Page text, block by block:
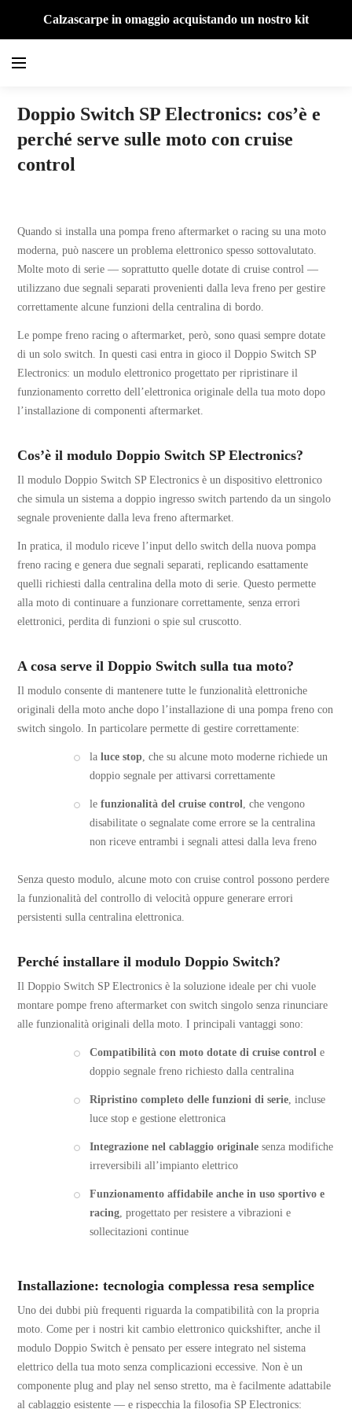
Calzascarpe in omaggio acquistando un nostro kit
Doppio Switch SP Electronics: cos’è e
perché serve sulle moto con cruise
control
SP Magazine
Quando si installa una pompa freno aftermarket o racing su una moto
moderna, può nascere un problema elettronico spesso sottovalutato.
Molte moto di serie — soprattutto quelle dotate di cruise control —
utilizzano due segnali separati provenienti dalla leva freno per gestire
correttamente alcune funzioni della centralina di bordo.
Le pompe freno racing o aftermarket, però, sono quasi sempre dotate
di un solo switch. In questi casi entra in gioco il Doppio Switch SP
Electronics: un modulo elettronico progettato per ripristinare il
funzionamento corretto dell’elettronica originale della tua moto dopo
l’installazione di componenti aftermarket.
Cos’è il modulo Doppio Switch SP Electronics?
Il modulo Doppio Switch SP Electronics è un dispositivo elettronico
che simula un sistema a doppio ingresso switch partendo da un singolo
segnale proveniente dalla leva freno aftermarket.
In pratica, il modulo riceve l’input dello switch della nuova pompa
freno racing e genera due segnali separati, replicando esattamente
quelli richiesti dalla centralina della moto di serie. Questo permette
alla moto di continuare a funzionare correttamente, senza errori
elettronici, perdita di funzioni o spie sul cruscotto.
A cosa serve il Doppio Switch sulla tua moto?
Il modulo consente di mantenere tutte le funzionalità elettroniche
originali della moto anche dopo l’installazione di una pompa freno con
switch singolo. In particolare permette di gestire correttamente:
laluce stop, che su alcune moto moderne richiede un
doppio segnale per attivarsi correttamente
lefunzionalità del cruise control, che vengono
disabilitate o segnalate come errore se la centralina
non riceve entrambi i segnali attesi dalla leva freno
Senza questo modulo, alcune moto con cruise control possono perdere
la funzionalità del controllo di velocità oppure generare errori
persistenti sulla centralina elettronica.
Perché installare il modulo Doppio Switch?
Il Doppio Switch SP Electronics è la soluzione ideale per chi vuole
montare pompe freno aftermarket con switch singolo senza rinunciare
alle funzionalità originali della moto. I principali vantaggi sono:
Compatibilità con moto dotate di cruise control e
doppio segnale freno richiesto dalla centralina
Ripristino completo delle funzioni di serie, incluse
luce stop e gestione elettronica
Integrazione nel cablaggio originale senza modifiche
irreversibili all’impianto elettrico
Funzionamento affidabile anche in uso sportivo e
racing, progettato per resistere a vibrazioni e
sollecitazioni continue
Installazione: tecnologia complessa resa semplice
Uno dei dubbi più frequenti riguarda la compatibilità con la propria
moto. Come per i nostri kit cambio elettronico quickshifter, anche il
modulo Doppio Switch è pensato per essere integrato nel sistema
elettrico della tua moto senza complicazioni eccessive. Non è un
componente plug and play nel senso stretto, ma è facilmente adattabile
al cablaggio esistente — e rispecchia la filosofia SP Electronics: